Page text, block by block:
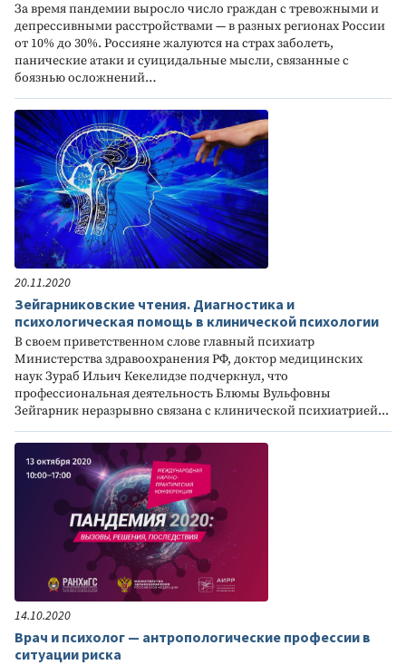
За время пандемии выросло число граждан с тревожными и
депрессивными расстройствами — в разных регионах России
от 10% до 30%. Россияне жалуются на страх заболеть,
панические атаки и суицидальные мысли, связанные с
боязнью осложнений…
20.11.2020
Зейгарниковские чтения. Диагностика и
психологическая помощь в клинической психологии
В своем приветственном слове главный психиатр
Министерства здравоохранения РФ, доктор медицинских
наук Зураб Ильич Кекелидзе подчеркнул, что
профессиональная деятельность Блюмы Вульфовны
Зейгарник неразрывно связана с клинической психиатрией...
14.10.2020
Врач и психолог — антропологические профессии в
ситуации риска